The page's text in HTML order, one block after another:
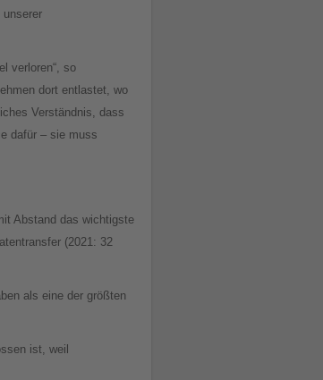
verloren“, so
dort entlastet, wo
Verständnis, dass
dafür – sie muss
Abstand das wichtigste
(2021: 32
als eine der größten
ist, weil